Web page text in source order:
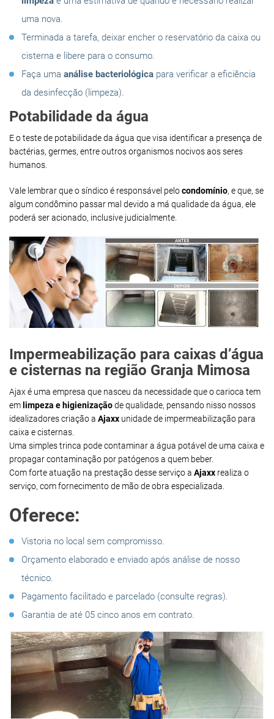
uma nova.
Terminada a tarefa, deixar encher o reservatório da caixa ou
cisterna e libere para o consumo.
Faça uma análise bacteriológica para verificar a eficiência
da desinfecção (limpeza).
Potabilidade da água
E o teste de potabilidade da água que visa identificar a presença de
bactérias, germes, entre outros organismos nocivos aos seres
humanos.
Vale lembrar que o síndico é responsável pelocondomínio, e que, se
algum condômino passar mal devido a má qualidade da água, ele
poderá ser acionado, inclusive judicialmente.
Impermeabilização para caixas d’água
e cisternas na região Granja Mimosa
Ajax é uma empresa que nasceu da necessidade que o carioca tem
em limpeza e higienizaçãode qualidade, pensando nisso nossos
idealizadores criação a Ajaxx unidade de impermeabilização para
caixa e cisternas.
Uma simples trinca pode contaminar a água potável de uma caixa e
propagar contaminação por patógenos a quem beber.
Com forte atuação na prestação desse serviço a Ajaxx realiza o
serviço, com fornecimento de mão de obra especializada.
Oferece:
Vistoria no local sem compromisso.
Orçamento elaborado e enviado após análise de nosso
técnico.
Pagamento facilitado e parcelado (consulte regras).
Garantia de até 05 cinco anos em contrato.